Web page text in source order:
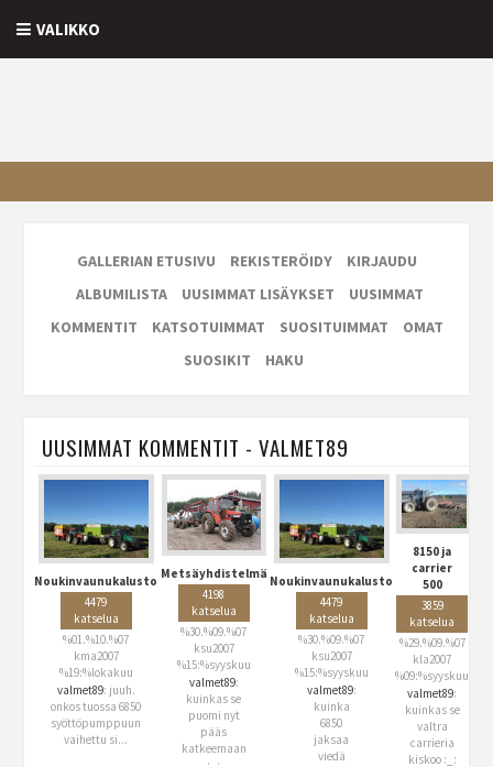
VALIKKO
GALLERIAN ETUSIVU REKISTERÖIDY
KIRJAUDU
ALBUMILISTA
UUSIMMAT LISÄYKSET
UUSIMMAT
KOMMENTIT
KATSOTUIMMAT SUOSITUIMMAT
OMAT
SUOSIKIT
HAKU
UUSIMMAT KOMMENTIT - VALMET89
Noukinvaunukalusto
4479
katselua
%01.%10.%07
kma2007
%19:%lokakuu
valmet89: juuh.
onkos tuossa 6850
syöttöpumppuun
vaihettu si...
Metsäyhdistelmä
4198
katselua
%30.%09.%07
ksu2007
%15:%syyskuu
valmet89:
kuinkas se
puomi nyt
pääs
katkeemaan
Noukinvaunukalusto
4479
katselua
%30.%09.%07
ksu2007
%15:%syyskuu
valmet89:
kuinka
6850
jaksaa
viedä
8150 ja
carrier
500
3859
katselua
%29.%09.%07
kla2007
%09:%syyskuu
valmet89:
kuinkas se
valtra
carrieria
kiskoo :_: